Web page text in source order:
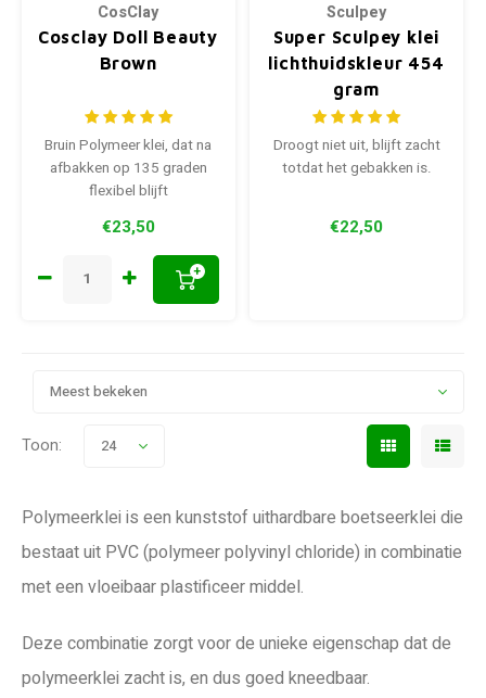
CosClay
Cosclay Doll Beauty
Brown
Bruin Polymeer klei, dat na
afbakken op 135 graden
flexibel blijft
€23,50
+
Sculpey
Super Sculpey klei
lichthuidskleur 454
gram
Droogt niet uit, blijft zacht
totdat het gebakken is.
€22,50
Meest bekeken
Toon: 24
Polymeerklei is een kunststof uithardbare boetseerklei die
bestaat uit PVC (polymeer polyvinyl chloride) in combinatie
met een vloeibaar plastificeer middel.
Deze combinatie zorgt voor de unieke eigenschap dat de
polymeerklei zacht is, en dus goed kneedbaar.